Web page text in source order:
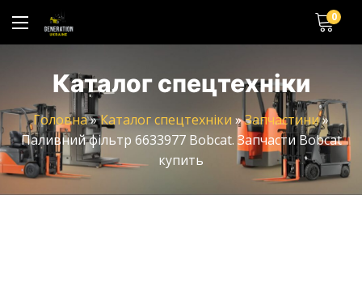
0
Каталог спецтехніки
Головна»Каталог спецтехніки »Запчастини»
Паливний фільтр 6633977 Bobcat. Запчасти Bobcat
купить